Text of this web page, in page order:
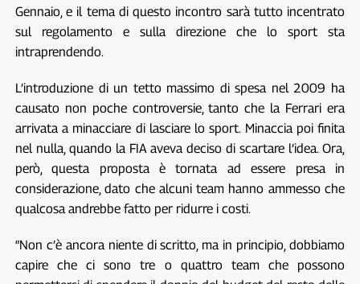
Gennaio, e il tema di questo incontro sarà tutto incentrato
sul regolamento e sulla direzione che lo sport sta
intraprendendo.
L’introduzione di un tetto massimo di spesa nel 2009 ha
causato non poche controversie, tanto che la Ferrari era
arrivata a minacciare di lasciare lo sport. Minaccia poi finita
nel nulla, quando la FIA aveva deciso di scartare l’idea. Ora,
però, questa proposta è tornata ad essere presa in
considerazione, dato che alcuni team hanno ammesso che
qualcosa andrebbe fatto per ridurre i costi.
“Non c’è ancora niente di scritto, ma in principio, dobbiamo
capire che ci sono tre o quattro team che possono